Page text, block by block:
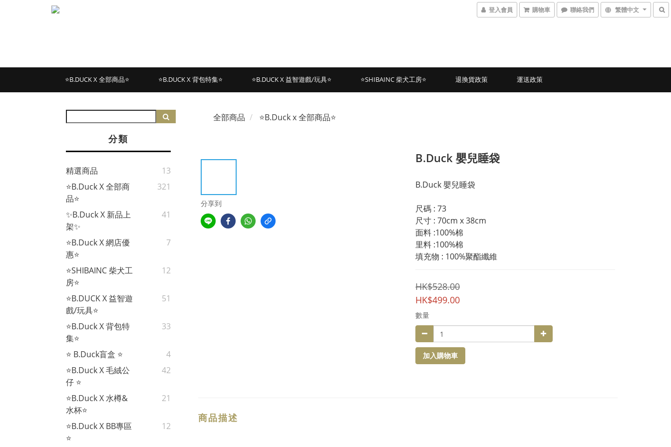
登入會員 購物車 聯絡我們 繁體中文
⭐B.DUCK X 全部商品⭐ ⭐B.DUCK X 背包特集⭐ ⭐B.DUCK X 益智遊戲/玩具⭐ ⭐SHIBAINC 柴犬工房⭐ 退換貨政策 運送政策
分類
精選商品
13
⭐B.Duck X 全部商
品⭐
321
✨B.Duck X 新品上
架✨
41
⭐B.Duck X 網店優
惠⭐
7
⭐SHIBAINC 柴犬工
房⭐
12
⭐B.DUCK X 益智遊
戲/玩具⭐
51
⭐B.Duck X 背包特
集⭐
33
⭐ B.Duck盲盒 ⭐
4
⭐B.Duck X 毛絨公
仔 ⭐
42
⭐B.Duck X 水樽&
水杯⭐
21
⭐B.Duck X BB專區
⭐
12
全部商品 ⭐B.Duck x 全部商品⭐
分享到
B.Duck 嬰兒睡袋
B.Duck 嬰兒睡袋
尺碼 : 73
尺寸 : 70cm x 38cm
面料 :100%棉
里料 :100%棉
填充物 : 100%聚酯纖維
HK$528.00
HK$499.00
數量
加入購物車
商品描述